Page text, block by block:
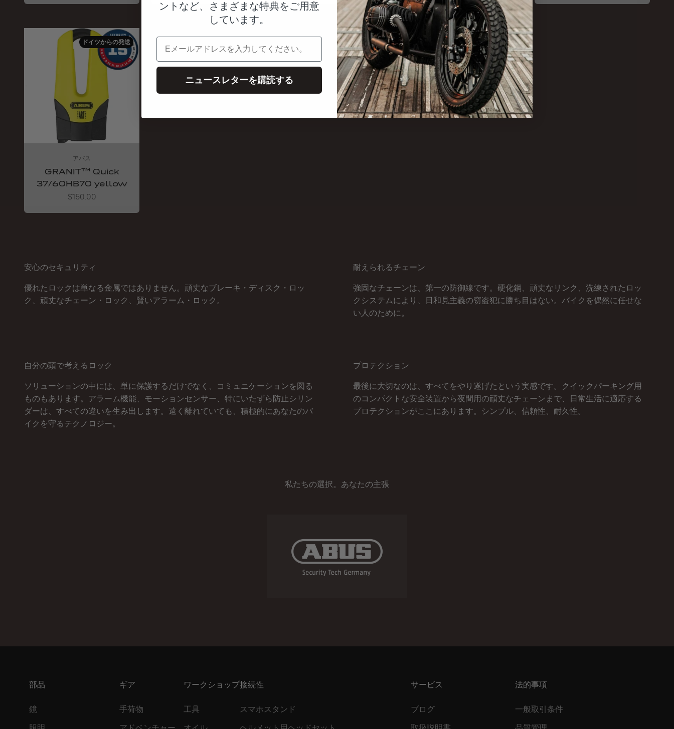
ドイツからの発送
アバス
GRANIT™ Quick
37/60HB70 yellow
Angebot
$150.00
安心のセキュリティ
優れたロックは単なる金属ではありません。頑丈なブレーキ・ディスク・ロッ
ク、頑丈なチェーン・ロック、賢いアラーム・ロック。
耐えられるチェーン
強固なチェーンは、第一の防御線です。硬化鋼、頑丈なリンク、洗練されたロッ
クシステムにより、日和見主義の窃盗犯に勝ち目はない。バイクを偶然に任せな
い人のために。
自分の頭で考えるロック
ソリューションの中には、単に保護するだけでなく、コミュニケーションを図る
ものもあります。アラーム機能、モーションセンサー、特にいたずら防止シリン
ダーは、すべての違いを生み出します。遠く離れていても、積極的にあなたのバ
イクを守るテクノロジー。
プロテクション
最後に大切なのは、すべてをやり遂げたという実感です。クイックパーキング用
のコンパクトな安全装置から夜間用の頑丈なチェーンまで、日常生活に適応する
プロテクションがここにあります。シンプル、信頼性、耐久性。
私たちの選択。あなたの主張
部品
鏡
ギア
手荷物
ワークショップ
工具
接続性
スマホスタンド
サービス
ブログ
法的事項
一般取引条件
ントなど、さまざまな特典をご用意
しています。
電子メール
ニュースレターを購読する